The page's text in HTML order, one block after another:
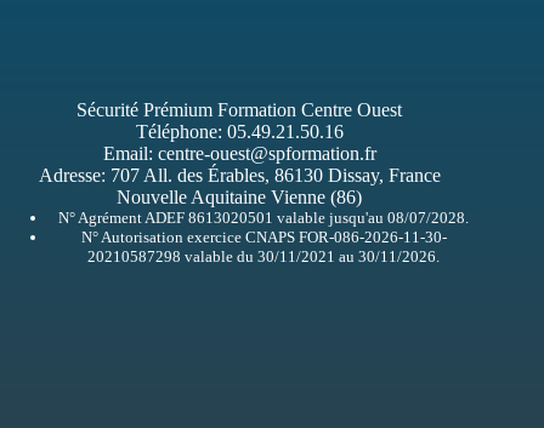
Sécurité Prémium Formation Centre Ouest
Téléphone: 05.49.21.50.16
Email: centre-ouest@spformation.fr
Adresse: 707 All. des Érables, 86130 Dissay, France
Nouvelle Aquitaine Vienne (86)
N° Agrément ADEF 8613020501 valable jusqu'au 08/07/2028.
N° Autorisation exercice CNAPS FOR-086-2026-11-30-
20210587298 valable du 30/11/2021 au 30/11/2026.